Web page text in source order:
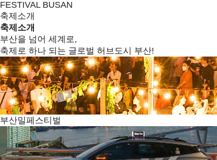
FESTIVAL BUSAN
축제소개
축제소개
부산을 넘어 세계로,
축제로 하나 되는 글로벌 허브도시 부산!
부산밀페스티벌